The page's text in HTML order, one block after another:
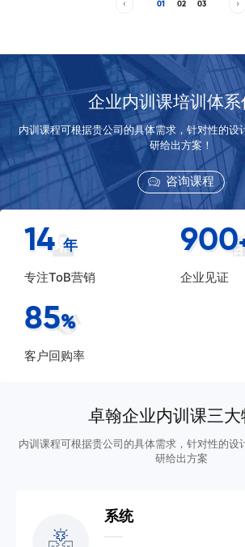
01 02 03
企业内训课培训体系
内训课程可根据贵公司的具体需求，针对性的设
研给出方案！
咨询课程
14 年
专注ToB营销
900
企业见证
85%
客户回购率
卓翰企业内训课三大
内训课程可根据贵公司的具体需求，针对性的设
研给出方案
系统